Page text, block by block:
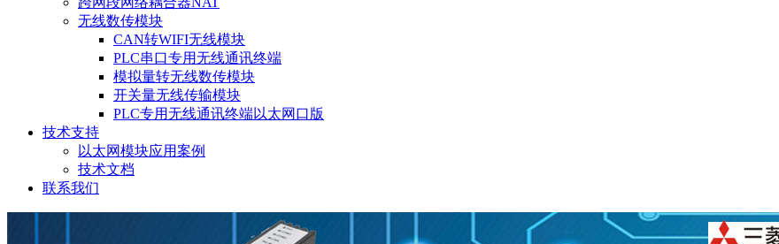
无线数传模块
CAN转WIFI无线模块
PLC串口专用无线通讯终端
模拟量转无线数传模块
开关量无线传输模块
PLC专用无线通讯终端以太网口版
技术支持
以太网模块应用案例
技术文档
联系我们